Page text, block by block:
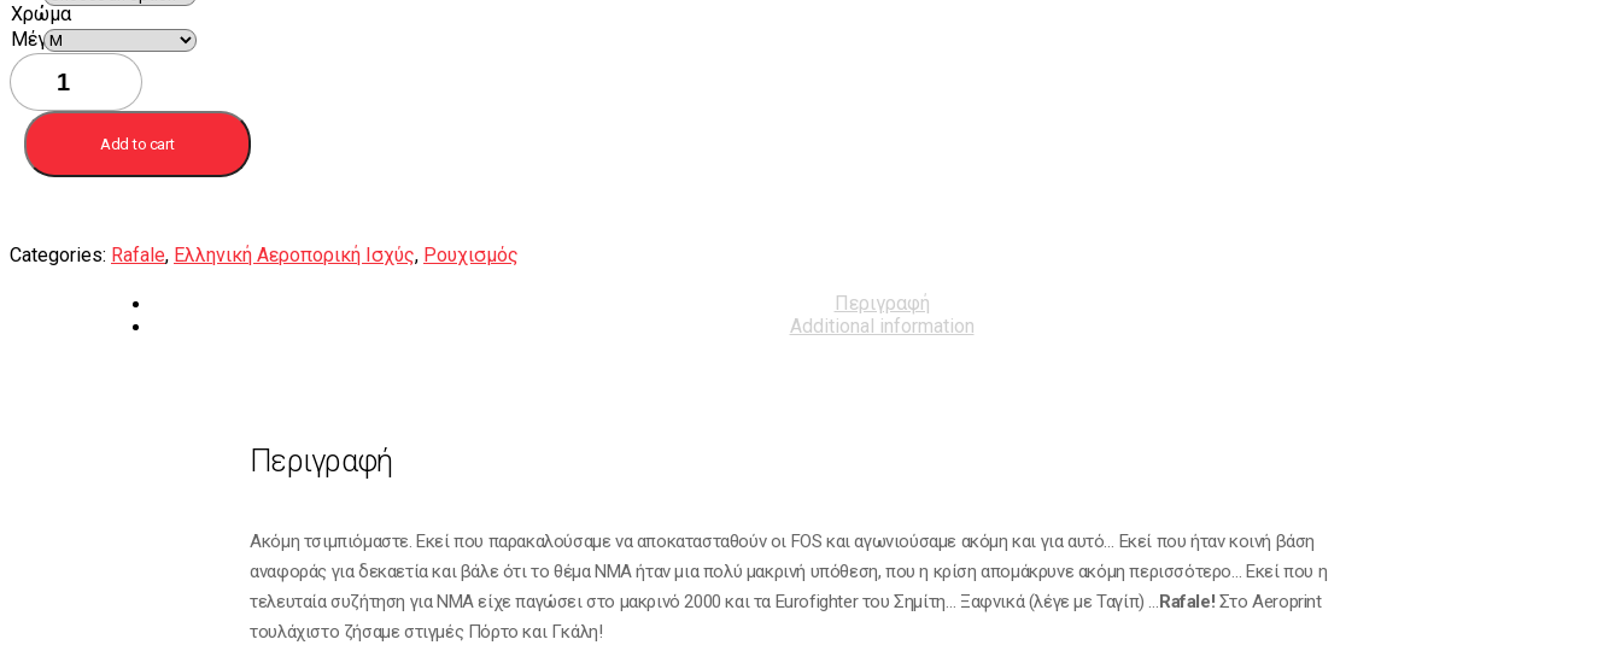
Χρώμα
Mέγεθος
Ζακέτα
Rafale
με
διπλή
εκτύπωση
quantity
Add to cart
Categories: Rafale, Ελληνική Αεροπορική Ισχύς, Ρουχισμός
Περιγραφή
Additional information
Περιγραφή
Ακόμη τσιμπιόμαστε. Εκεί που παρακαλούσαμε να αποκατασταθούν οι FOS και αγωνιούσαμε ακόμη και για αυτό… Εκεί που ήταν κοινή βάση
αναφοράς για δεκαετία και βάλε ότι το θέμα ΝΜΑ ήταν μια πολύ μακρινή υπόθεση, που η κρίση απομάκρυνε ακόμη περισσότερο… Εκεί που η
τελευταία συζήτηση για ΝΜΑ είχε παγώσει στο μακρινό 2000 και τα Eurofighter του Σημίτη… Ξαφνικά (λέγε με Ταγίπ) …Rafale! Στο Αeroprint
τουλάχιστο ζήσαμε στιγμές Πόρτο και Γκάλη!